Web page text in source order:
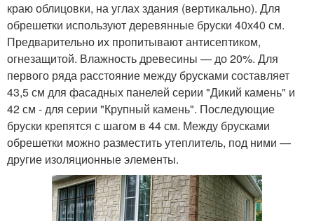
краю облицовки, на углах здания (вертикально). Для
обрешетки используют деревянные бруски 40х40 см.
Предварительно их пропитывают антисептиком,
огнезащитой. Влажность древесины — до 20%. Для
первого ряда расстояние между брусками составляет
43,5 см для фасадных панелей серии "Дикий камень" и
42 см - для серии "Крупный камень". Последующие
бруски крепятся с шагом в 44 см. Между брусками
обрешетки можно разместить утеплитель, под ними —
другие изоляционные элементы.